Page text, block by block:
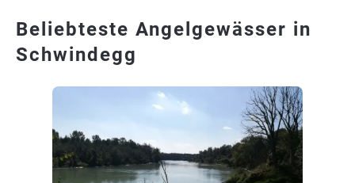
Beliebteste Angelgewässer in
Schwindegg